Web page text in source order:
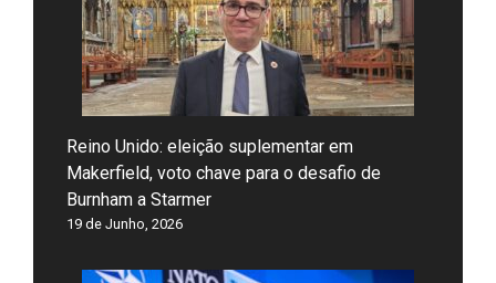
Reino Unido: eleição suplementar em
Makerfield, voto chave para o desafio de
Burnham a Starmer
19 de Junho, 2026